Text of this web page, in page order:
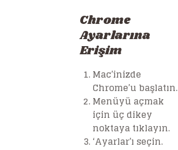
Chrome
Ayarlarına
Erişim
Mac’inizde
Chrome’u başlatın.
Menüyü açmak
için üç dikey
noktaya tıklayın.
‘Ayarlar’ı seçin.